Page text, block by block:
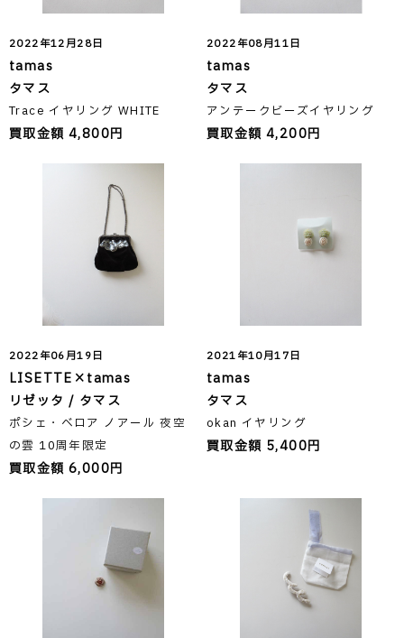
2022年12月28日
tamas
タマス
Trace イヤリング WHITE
買取金額 4,800円
2022年08月11日
tamas
タマス
アンテークビーズイヤリング
買取金額 4,200円
2022年06月19日
LISETTE×tamas
リゼッタ / タマス
ポシェ・ベロア ノアール 夜空
の雲 10周年限定
買取金額 6,000円
2021年10月17日
tamas
タマス
okan イヤリング
買取金額 5,400円